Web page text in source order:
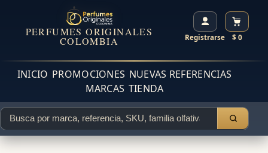
PERFUMES ORIGINALES
COLOMBIA Registrarse $ 0
INICIO PROMOCIONES NUEVAS REFERENCIAS
MARCAS TIENDA